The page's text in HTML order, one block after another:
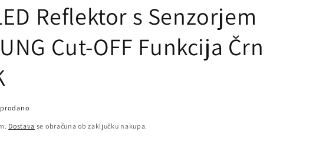
Reflektor s Senzorjem
Cut-OFF Funkcija Črn
Dostava se obračuna ob zaključku nakupa.